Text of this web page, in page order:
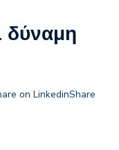
on LinkedinShare